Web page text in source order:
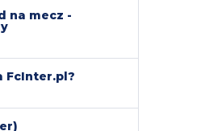
na mecz -
FcInter.pl?